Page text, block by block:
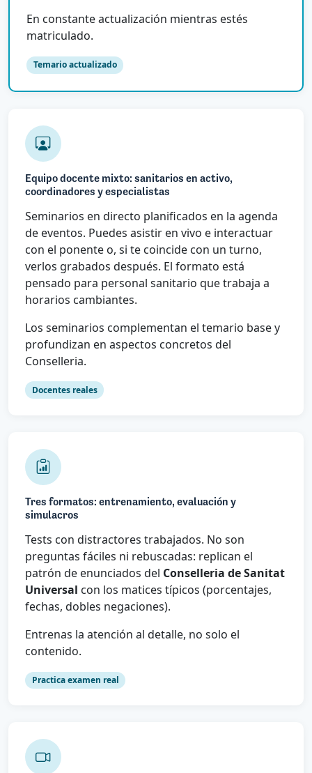
En constante actualización mientras estés
matriculado.
Temario actualizado
Equipo docente mixto: sanitarios en activo,
coordinadores y especialistas
Seminarios en directo planificados en la agenda
de eventos. Puedes asistir en vivo e interactuar
con el ponente o, si te coincide con un turno,
verlos grabados después. El formato está
pensado para personal sanitario que trabaja a
horarios cambiantes.
Los seminarios complementan el temario base y
profundizan en aspectos concretos del
Conselleria.
Docentes reales
Tres formatos: entrenamiento, evaluación y
simulacros
Tests con distractores trabajados. No son
preguntas fáciles ni rebuscadas: replican el
patrón de enunciados del Conselleria de Sanitat
Universal con los matices típicos (porcentajes,
fechas, dobles negaciones).
Entrenas la atención al detalle, no solo el
contenido.
Practica examen real